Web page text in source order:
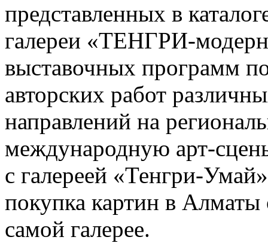
представленных в
галереи «ТЕНГРИ-
выставочных программ
авторских работ
направлений на
международную арт-
с галереей «Тенгри-
покупка картин в Алматы
самой галерее.